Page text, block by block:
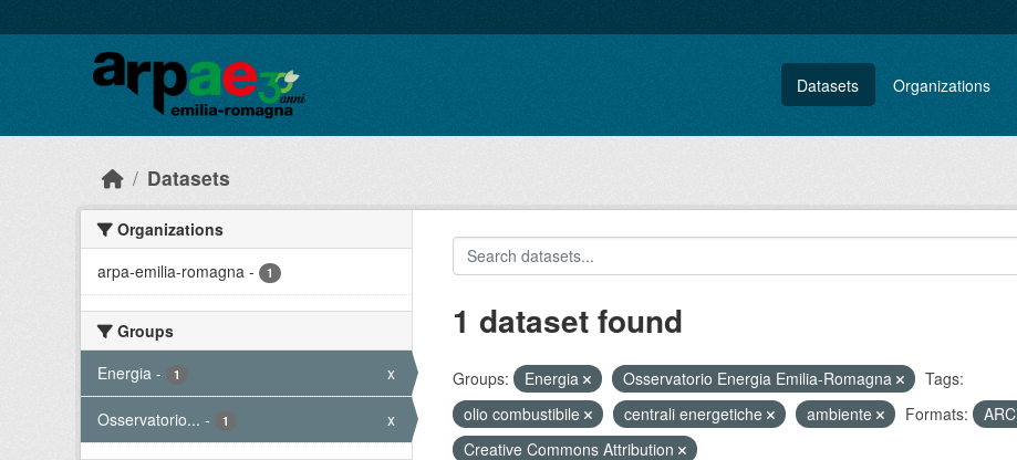
Datasets Organizations
Datasets
Organizations
arpa-emilia-romagna - 1
Groups
Energia - 1 x
Osservatorio... - 1 x
1 dataset found
Groups: Energia Osservatorio Energia Emilia-Romagna
Tags:
olio combustibile
centrali energetiche ambiente Formats: ARC
Creative Commons Attribution